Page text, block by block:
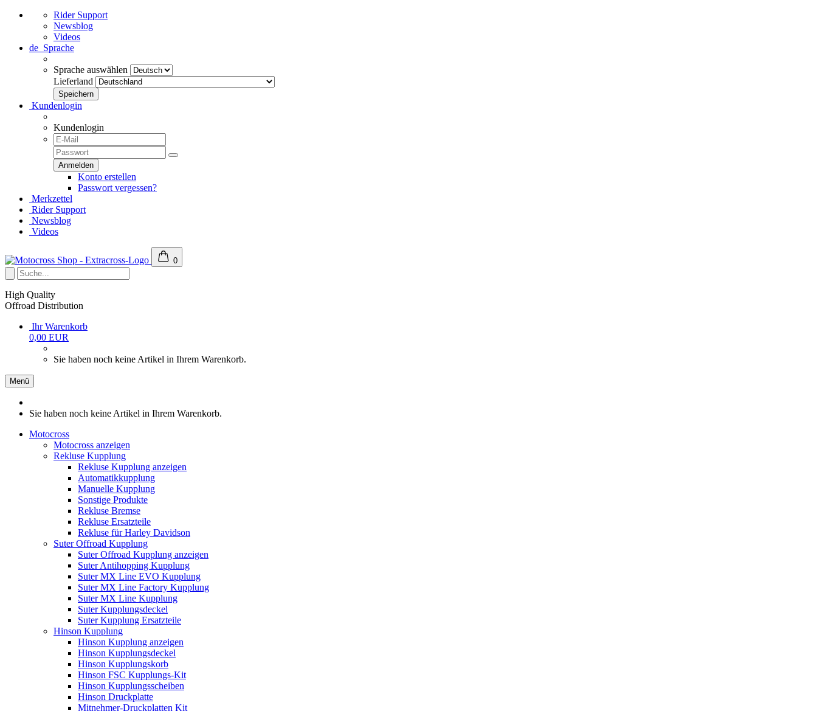
Rider Support
Newsblog
Videos
de Sprache
Sprache auswählen
Lieferland
Kundenlogin
Kundenlogin
Konto erstellen
Passwort vergessen?
Merkzettel
Rider Support
Newsblog
Videos
0
High Quality
Offroad Distribution
Ihr Warenkorb
0,00 EUR
Sie haben noch keine Artikel in Ihrem Warenkorb.
Menü
Sie haben noch keine Artikel in Ihrem Warenkorb.
Motocross
Motocross anzeigen
Rekluse Kupplung
Rekluse Kupplung anzeigen
Automatikkupplung
Manuelle Kupplung
Sonstige Produkte
Rekluse Bremse
Rekluse Ersatzteile
Rekluse für Harley Davidson
Suter Offroad Kupplung
Suter Offroad Kupplung anzeigen
Suter Antihopping Kupplung
Suter MX Line EVO Kupplung
Suter MX Line Factory Kupplung
Suter MX Line Kupplung
Suter Kupplungsdeckel
Suter Kupplung Ersatzteile
Hinson Kupplung
Hinson Kupplung anzeigen
Hinson Kupplungsdeckel
Hinson Kupplungskorb
Hinson FSC Kupplungs-Kit
Hinson Kupplungsscheiben
Hinson Druckplatte
Mitnehmer-Druckplatten Kit